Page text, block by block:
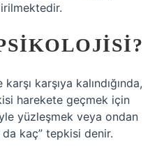
karşıya kalındığında,
harekete geçmek için
yüzleşmek veya ondan
kaç” tepkisi denir.